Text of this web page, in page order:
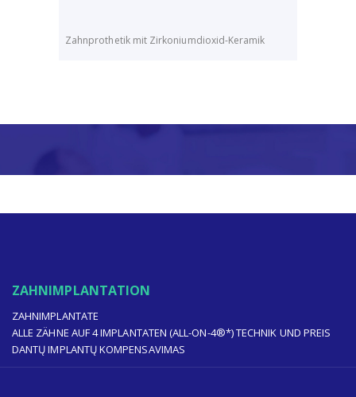
Zahnprothetik mit Zirkoniumdioxid-Keramik
ZAHNIMPLANTATION
ZAHNIMPLANTATE
ALLE ZÄHNE AUF 4 IMPLANTATEN (ALL-ON-4®*) TECHNIK UND PREIS
DANTŲ IMPLANTŲ KOMPENSAVIMAS